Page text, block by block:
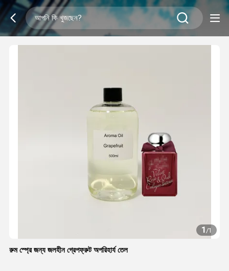
1/1
রুম স্প্রে জন্য জলহীন গ্রেপফ্রুট অপরিহার্য তেল